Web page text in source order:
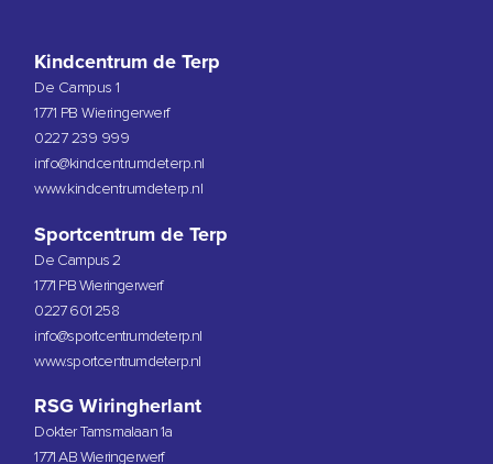
Kindcentrum de Terp
De Campus 1
1771 PB Wieringerwerf
0227 239 999
info@kindcentrumdeterp.nl
www.kindcentrumdeterp.nl
Sportcentrum de Terp
De Campus 2
1771 PB Wieringerwerf
0227 601 258
info@sportcentrumdeterp.nl
www.sportcentrumdeterp.nl
RSG Wiringherlant
Dokter Tamsmalaan 1a
1771 AB Wieringerwerf